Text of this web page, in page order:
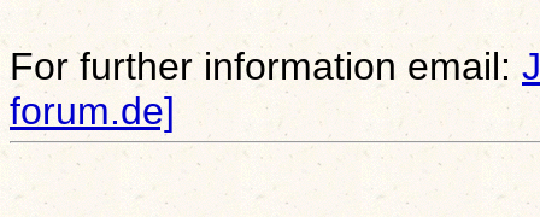
For further information email:
forum.de]